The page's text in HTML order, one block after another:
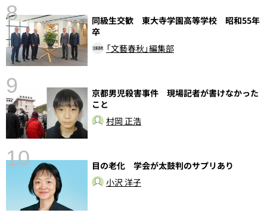
8
同級生交歓 東大寺学園高等学校 昭和55年
卒
「文藝春秋」編集部
9
京都男児殺害事件 現場記者が書けなかった
こと
村岡 正浩
10
目の老化 学会が太鼓判のサプリあり
小沢 洋子